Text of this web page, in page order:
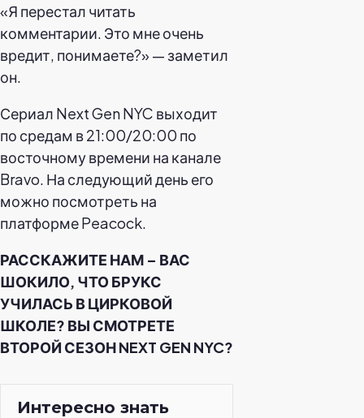
«Я перестал читать
комментарии. Это мне очень
вредит, понимаете?» — заметил
он.
Сериал Next Gen NYC выходит
по средам в 21:00/20:00 по
восточному времени на канале
Bravo. На следующий день его
можно посмотреть на
платформе Peacock.
РАССКАЖИТЕ НАМ – ВАС
ШОКИЛО, ЧТО БРУКС
УЧИЛАСЬ В ЦИРКОВОЙ
ШКОЛЕ? ВЫ СМОТРЕТЕ
ВТОРОЙ СЕЗОН NEXT GEN NYC?
Интересно знать